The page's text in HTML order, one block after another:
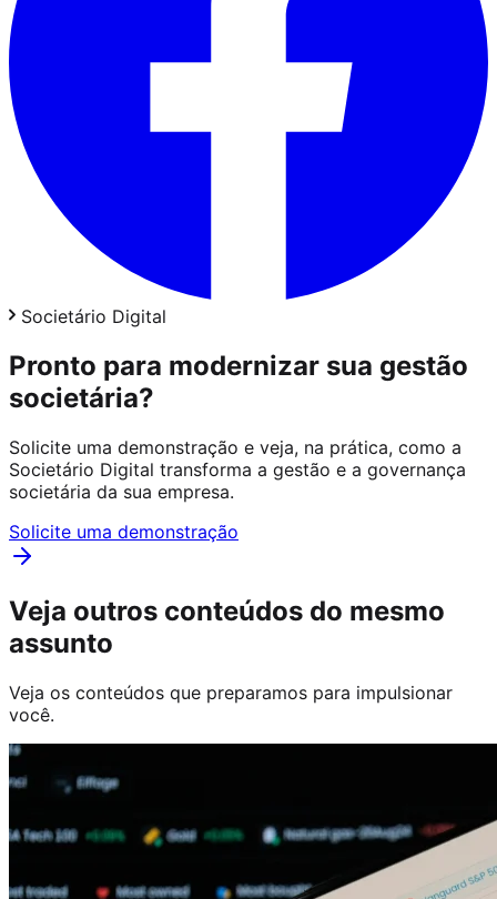
Societário Digital
Pronto para modernizar sua gestão
societária?
Solicite uma demonstração e veja, na prática, como a
Societário Digital transforma a gestão e a governança
societária da sua empresa.
Solicite uma demonstração
Veja outros conteúdos do mesmo
assunto
Veja os conteúdos que preparamos para impulsionar
você.